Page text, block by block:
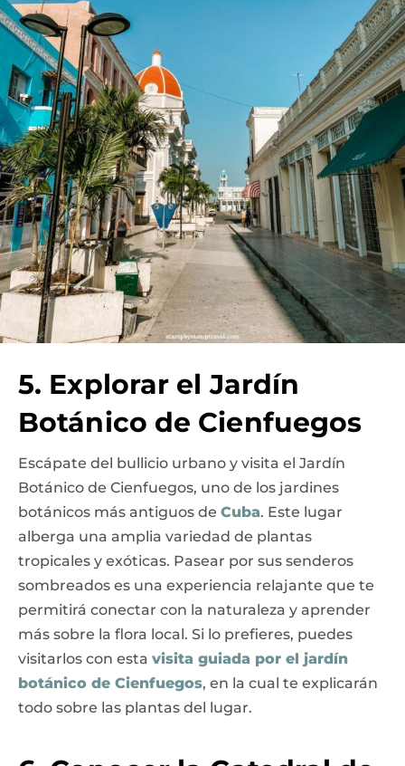
5. Explorar el Jardín
Botánico de Cienfuegos
Escápate del bullicio urbano y visita el Jardín
Botánico de Cienfuegos, uno de los jardines
botánicos más antiguos de Cuba. Este lugar
alberga una amplia variedad de plantas
tropicales y exóticas. Pasear por sus senderos
sombreados es una experiencia relajante que te
permitirá conectar con la naturaleza y aprender
más sobre la flora local. Si lo prefieres, puedes
visitarlos con esta visita guiada por el jardín
botánico de Cienfuegos, en la cual te explicarán
todo sobre las plantas del lugar.